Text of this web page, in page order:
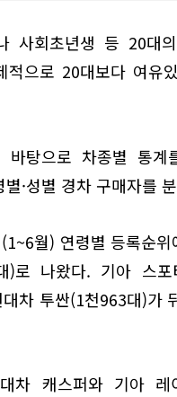
사회초년생 등 20대
으로 20대보다 여유
탕으로 차종별 통계
·성별 경차 구매자를
월) 연령별 등록순
)로 나왔다. 기아 스포
차 투싼(1천963대)가
차 캐스퍼와 기아